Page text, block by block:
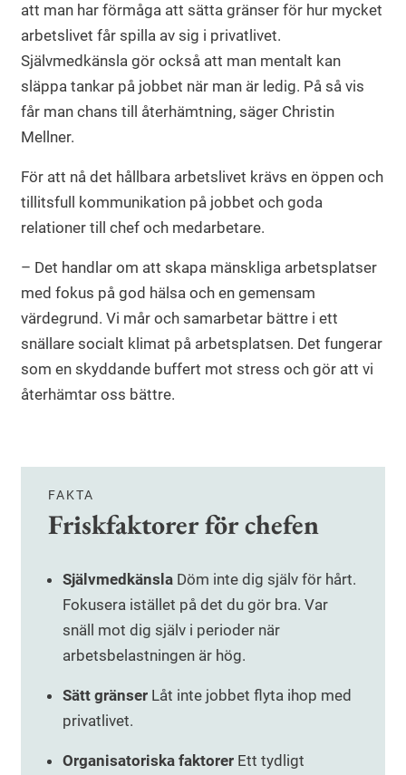
att man har förmåga att sätta gränser för hur mycket
arbetslivet får spilla av sig i privatlivet.
Självmedkänsla gör också att man mentalt kan
släppa tankar på jobbet när man är ledig. På så vis
får man chans till återhämtning, säger Christin
Mellner.
För att nå det hållbara arbetslivet krävs en öppen och
tillitsfull kommunikation på jobbet och goda
relationer till chef och medarbetare.
– Det handlar om att skapa mänskliga arbetsplatser
med fokus på god hälsa och en gemensam
värdegrund. Vi mår och samarbetar bättre i ett
snällare socialt klimat på arbetsplatsen. Det fungerar
som en skyddande buffert mot stress och gör att vi
återhämtar oss bättre.
FAKTA
Friskfaktorer för chefen
Självmedkänsla Döm inte dig själv för hårt.
Fokusera istället på det du gör bra. Var
snäll mot dig själv i perioder när
arbetsbelastningen är hög.
Sätt gränser Låt inte jobbet flyta ihop med
privatlivet.
Organisatoriska faktorer Ett tydligt